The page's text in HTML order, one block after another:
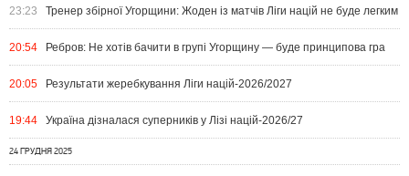
23:23 Тренер збірної Угорщини: Жоден із матчів Ліги націй не буде легким
20:54 Ребров: Не хотів бачити в групі Угорщину — буде принципова гра
20:05 Результати жеребкування Ліги націй-2026/2027
19:44 Україна дізналася суперників у Лізі націй-2026/27
24 ГРУДНЯ 2025